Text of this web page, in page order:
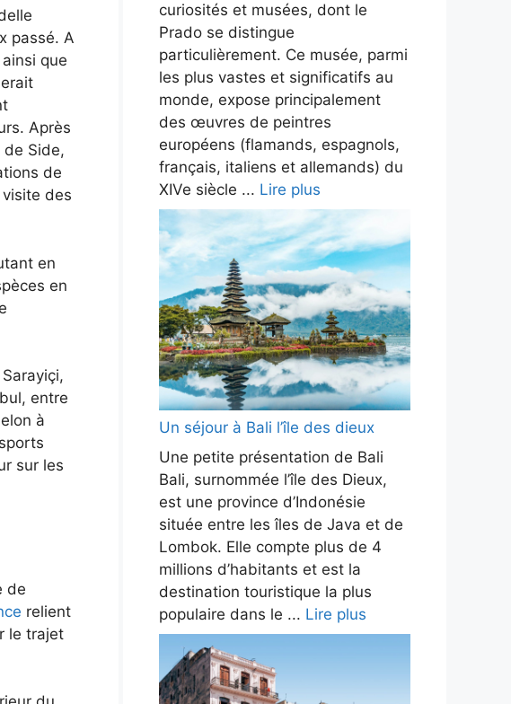
passé. A
que
Après
de Side,
de
des
en
en
entre
à
sur les
de
relient
le trajet
curiosités et musées, dont le
Prado se distingue
particulièrement. Ce musée, parmi
les plus vastes et significatifs au
monde, expose principalement
des œuvres de peintres
européens (flamands, espagnols,
français, italiens et allemands) du
XIVe siècle ... Lire plus
Un séjour à Bali l’île des dieux
Une petite présentation de Bali
Bali, surnommée l’île des Dieux,
est une province d’Indonésie
située entre les îles de Java et de
Lombok. Elle compte plus de 4
millions d’habitants et est la
destination touristique la plus
populaire dans le ... Lire plus